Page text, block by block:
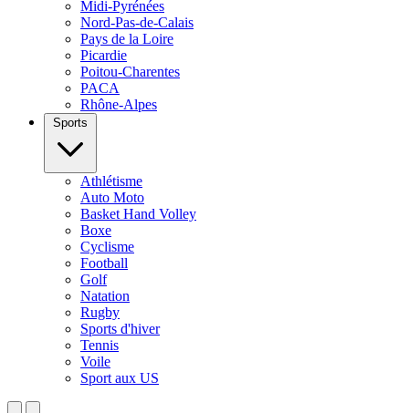
Midi-Pyrénées
Nord-Pas-de-Calais
Pays de la Loire
Picardie
Poitou-Charentes
PACA
Rhône-Alpes
Sports
Athlétisme
Auto Moto
Basket Hand Volley
Boxe
Cyclisme
Football
Golf
Natation
Rugby
Sports d'hiver
Tennis
Voile
Sport aux US